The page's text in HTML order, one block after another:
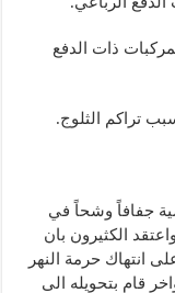
ذات الدفع
تراكم الثلوج.
جفافاً وشحاً في
الكثيرون بان
انتهاك حرمة النهر
قام بتحويله الى